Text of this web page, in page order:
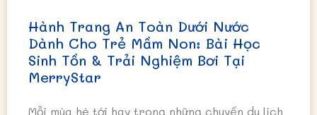
Hành Trang An Toàn Dưới Nước
Dành Cho Trẻ Mầm Non: Bài Học
Sinh Tồn & Trải Nghiệm Bơi Tại
MerryStar
Mỗi mùa hè tới hay trong những chuyến du lịch